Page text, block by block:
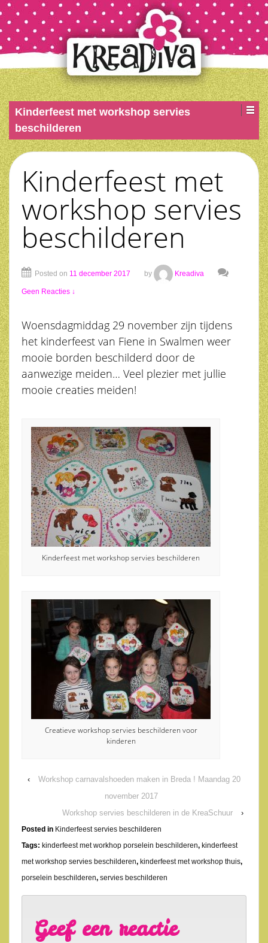
Kinderfeest met workshop servies
beschilderen
Kinderfeest met
workshop servies
beschilderen
Posted on 11 december 2017 by Kreadiva
Geen Reacties ↓
Woensdagmiddag 29 november zijn tijdens
het kinderfeest van Fiene in Swalmen weer
mooie borden beschilderd door de
aanwezige meiden… Veel plezier met jullie
mooie creaties meiden!
Kinderfeest met workshop servies beschilderen
Creatieve workshop servies beschilderen voor
kinderen
‹
Workshop carnavalshoeden maken in Breda ! Maandag 20
november 2017
Workshop servies beschilderen in de KreaSchuur
›
Posted in Kinderfeest servies beschilderen
Tags: kinderfeest met workhop porselein beschilderen, kinderfeest
met workshop servies beschilderen, kinderfeest met workshop thuis,
porselein beschilderen, servies beschilderen
Geef een reactie